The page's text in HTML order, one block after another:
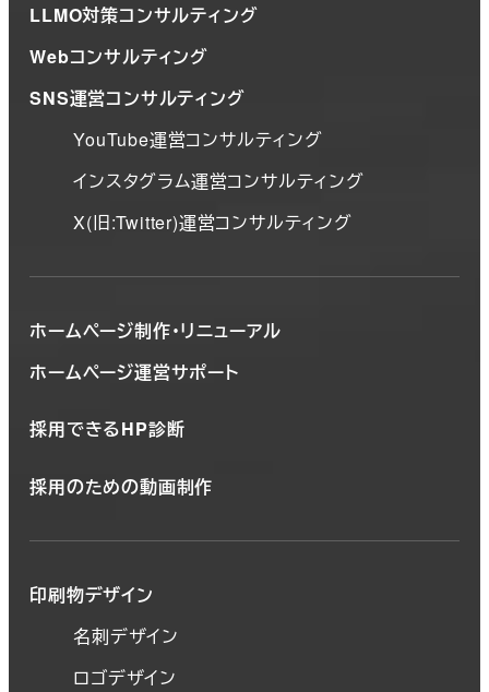
LLMO対策コンサルティング
Webコンサルティング
SNS運営コンサルティング
YouTube運営コンサルティング
インスタグラム運営コンサルティング
X(旧:Twitter)運営コンサルティング
ホームページ制作・リニューアル
ホームページ運営サポート
採用できるHP診断
採用のための動画制作
印刷物デザイン
名刺デザイン
ロゴデザイン